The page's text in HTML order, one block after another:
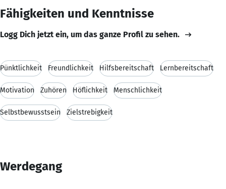
Fähigkeiten und Kenntnisse
Logg Dich jetzt ein, um das ganze Profil zu sehen.
Pünktlichkeit Freundlichkeit Hilfsbereitschaft Lernbereitschaft
Motivation Zuhören Höflichkeit Menschlichkeit
Selbstbewusstsein Zielstrebigkeit
Werdegang